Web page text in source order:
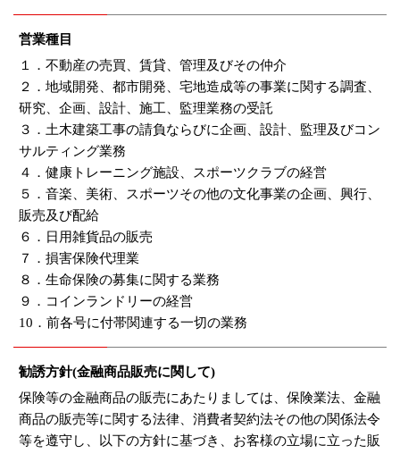
営業種目
１．不動産の売買、賃貸、管理及びその仲介
２．地域開発、都市開発、宅地造成等の事業に関する調査、
研究、企画、設計、施工、監理業務の受託
３．土木建築工事の請負ならびに企画、設計、監理及びコン
サルティング業務
４．健康トレーニング施設、スポーツクラブの経営
５．音楽、美術、スポーツその他の文化事業の企画、興行、
販売及び配給
６．日用雑貨品の販売
７．損害保険代理業
８．生命保険の募集に関する業務
９．コインランドリーの経営
10．前各号に付帯関連する一切の業務
勧誘方針(金融商品販売に関して)
保険等の金融商品の販売にあたりましては、保険業法、金融
商品の販売等に関する法律、消費者契約法その他の関係法令
等を遵守し、以下の方針に基づき、お客様の立場に立った販